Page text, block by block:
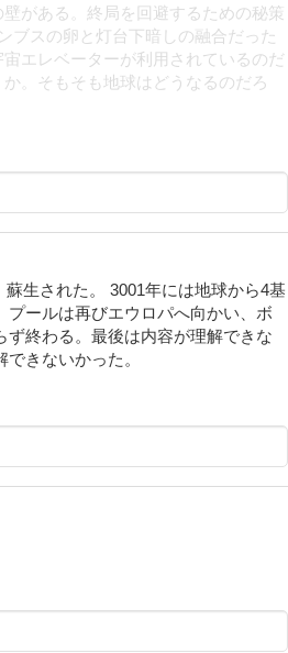
がある。終局を回避するための秘策
ブスの卵と灯台下暗しの融合だった
エレベーターが利用されているのだ
。そもそも地球はどうなるのだろ
生された。 3001年には地球から4基
ールは再びエウロパへ向かい、ボ
終わる。最後は内容が理解できな
きないかった。